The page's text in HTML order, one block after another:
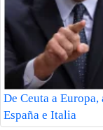
De Ceuta a
España e Italia